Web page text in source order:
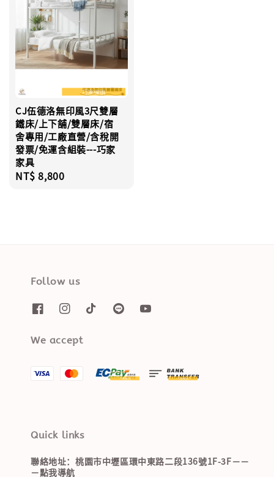
CJ伍德洛無印風3尺雙層
鐵床/上下舖/雙層床/宿
舍專用/工廠直營/含稅開
發票/免運含組裝---巧家
家具
Regular
NT$ 8,800
Follow us
We accept
Quick links
聯絡地址：桃園市中壢區環中東路二段136號1F-3F－－
－點我導航